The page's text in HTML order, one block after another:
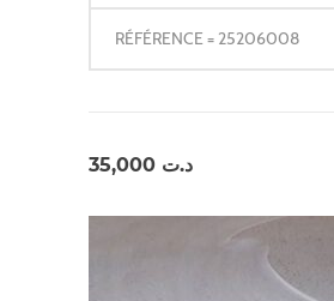
RÉFÉRENCE = 25206008
د.ت